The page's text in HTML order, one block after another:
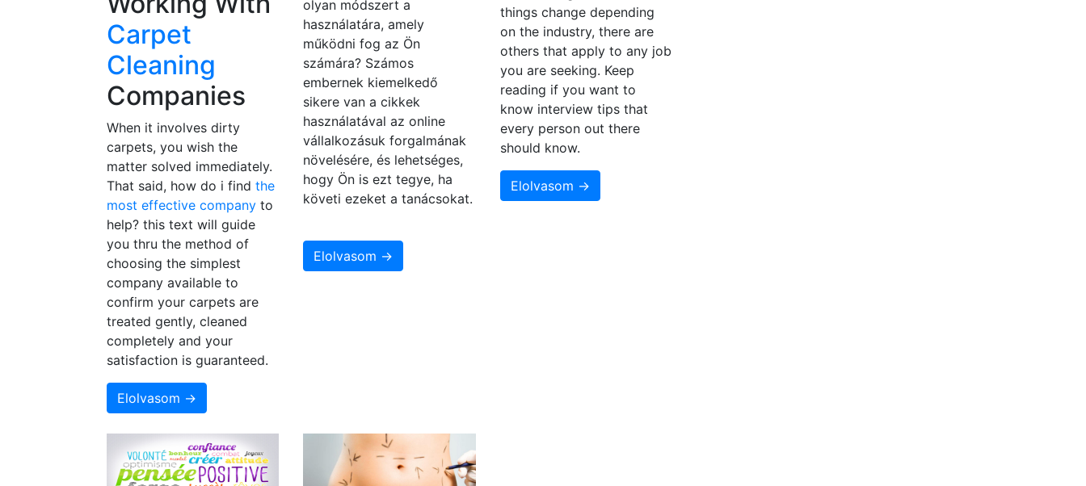
Carpet
Cleaning
Companies
When it involves dirty
carpets, you wish the
matter solved immediately.
That said, how do i find the
most effective company to
help? this text will guide
you thru the method of
choosing the simplest
company available to
confirm your carpets are
treated gently, cleaned
completely and your
satisfaction is guaranteed.
Elolvasom →
olyan módszert a
használatára, amely
működni fog az Ön
számára? Számos
embernek kiemelkedő
sikere van a cikkek
használatával az online
vállalkozásuk forgalmának
növelésére, és lehetséges,
hogy Ön is ezt tegye, ha
követi ezeket a tanácsokat.
Elolvasom →
things change depending
on the industry, there are
others that apply to any job
you are seeking. Keep
reading if you want to
know interview tips that
every person out there
should know.
Elolvasom →